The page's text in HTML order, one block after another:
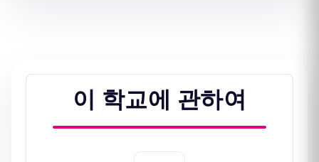
이 학교에 관하여